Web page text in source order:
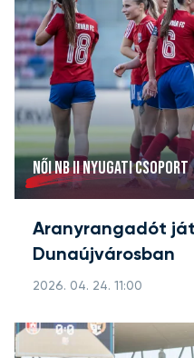
NŐI NB II NYUGATI CSOPORT
Aranyrangadót
Dunaújvárosban
2026. 04. 24. 11:00